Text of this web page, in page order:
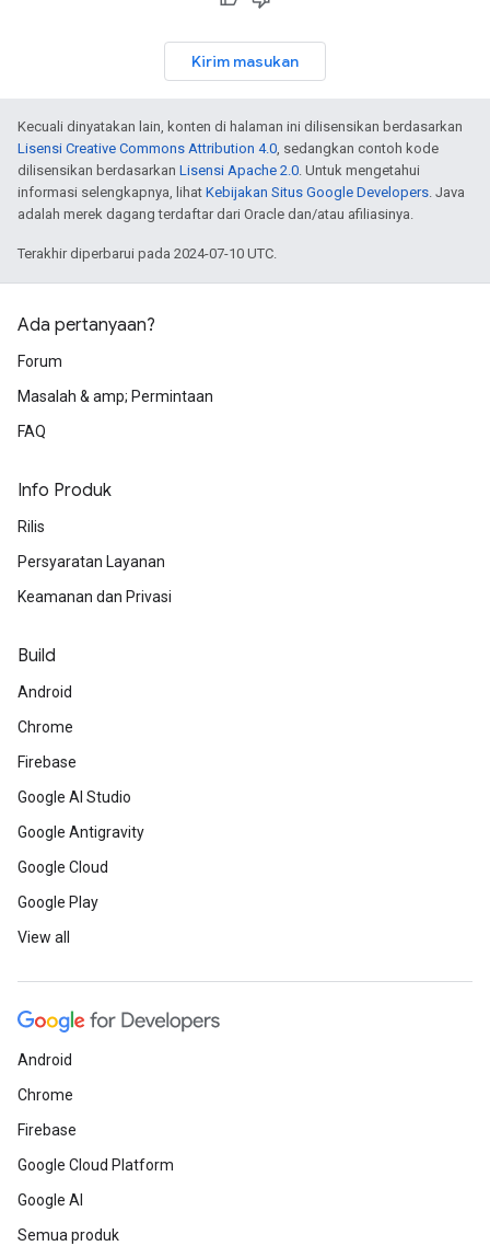
Kirim masukan
Kecuali dinyatakan lain, konten di halaman ini dilisensikan berdasarkan
Lisensi Creative Commons Attribution 4.0 , sedangkan contoh kode
dilisensikan berdasarkan Lisensi Apache 2.0 . Untuk mengetahui
informasi selengkapnya, lihat Kebijakan Situs Google Developers . Java
adalah merek dagang terdaftar dari Oracle dan/atau afiliasinya.
Terakhir diperbarui pada 2024-07-10 UTC.
Ada pertanyaan?
Forum
Masalah & amp; Permintaan
FAQ
Info Produk
Rilis
Persyaratan Layanan
Keamanan dan Privasi
Build
Android
Chrome
Firebase
Google AI Studio
Google Antigravity
Google Cloud
Google Play
View all
Android
Chrome
Firebase
Google Cloud Platform
Google AI
Semua produk